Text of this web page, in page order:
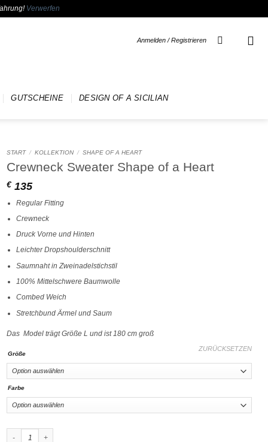
Verwerfen
Anmelden / Registrieren
GUTSCHEINE DESIGN OF A SICILIAN
START / KOLLEKTION / SHAPE OF A HEART
Crewneck Sweater Shape of a Heart
€135
Regular Fitting
Crewneck
Druck Vorne und Hinten
Leichter Dropshoulderschnitt
Saumnaht in Zweinadelstichstil
100% Mittelschwere Baumwolle
Combed Weich
Stretchbund Ärmel und Saum
Das Model trägt Größe L und ist 180 cm groß
Größe
Farbe
ZURÜCKSETZEN